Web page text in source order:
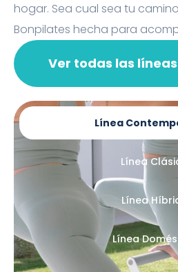
hogar. Sea cual sea tu
Bonpilates hecha para
Ver todas las líneas
Línea
Línea
Línea
Línea